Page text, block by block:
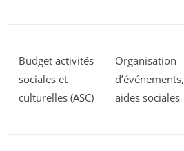
Budget activités
sociales et
culturelles (ASC)
Organisation
d’événements,
aides sociales